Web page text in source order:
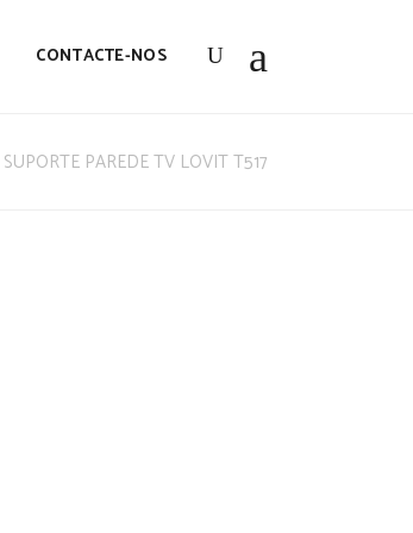
CONTACTE-NOS
SUPORTE PAREDE TV LOVIT T517